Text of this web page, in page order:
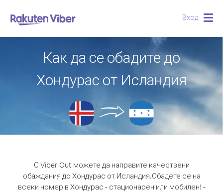
Вход
Как да се обадите до
Хондурас от Исландия
С Viber Out можете да направите качествени
обаждания до Хондурас от Исландия.Обадете се на
всеки номер в Хондурас - стационарен или мобилен! -